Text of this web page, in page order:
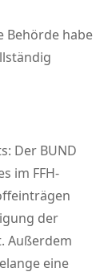
Behörde habe
Der BUND
im FFH-
der
Außerdem
eine